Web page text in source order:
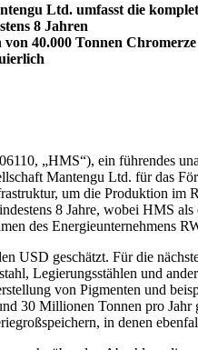
Ltd. umfasst die
8 Jahren
40.000 Tonnen
„HMS“), ein führendes
Mantengu Ltd. für das
um die Produktion
8 Jahre, wobei HMS
des Energieunternehmens
geschätzt. Für die
Legierungsstählen und
von Pigmenten und
30 Millionen Tonnen pro Jahr
in denen